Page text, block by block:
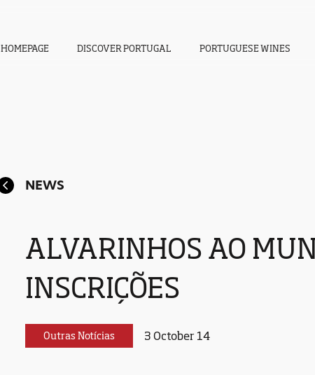
NEWS
ALVARINHOS AO
INSCRIÇÕES
Outras Notícias 3 October 14
HOMEPAGE DISCOVER PORTUGAL PORTUGUESE WINES